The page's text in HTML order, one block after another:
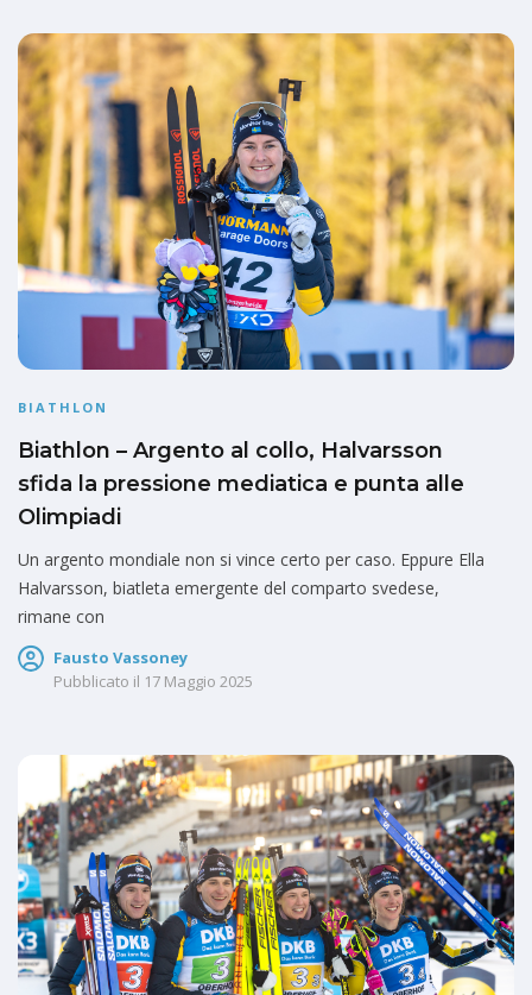
BIATHLON
Biathlon – Argento al collo, Halvarsson
sfida la pressione mediatica e punta alle
Olimpiadi
Un argento mondiale non si vince certo per caso. Eppure Ella
Halvarsson, biatleta emergente del comparto svedese,
rimane con
Fausto Vassoney
Pubblicato il 17 Maggio 2025